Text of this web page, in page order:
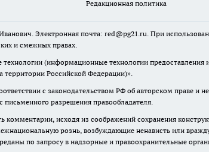
Редакционная политика
Электронная почта: red@pg21.ru. При
и смежных правах.
(информационные технологии предоставления
территории Российской Федерации)».
с законодательством РФ об авторском праве
письменного разрешения правообладателя.
исходя из соображений сохранения
рознь, возбуждающие ненависть или
по запросу в надзорные и правоохранительные